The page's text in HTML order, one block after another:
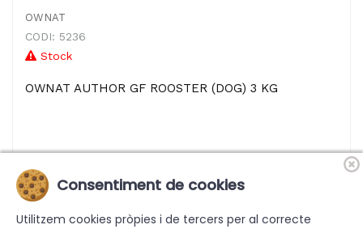
OWNAT
CODI: 5236
Stock
OWNAT AUTHOR GF ROOSTER (DOG) 3 KG
Consentiment de cookies
Utilitzem cookies pròpies i de tercers per al correcte